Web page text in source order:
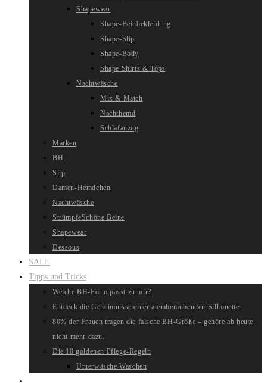
Shapewear
Shape-Beinbekleidung
Shape-Slip
Shape-Body
Shape Shirts & Tops
Nachtwäsche
Mix & Match
Nachthemd
Schlafanzug
Marken
BH
Slip
Damen-Hemdchen
Nachtwäsche
StrümpfeSchöne Beine
Shapewear
Dessous
SALE
Tipps und Tricks
Welche BH-Form passt zu mir?
Entdeck die Geheimnisse einer atemberaubenden Silhouette
80% der Frauen tragen die falsche BH-Größe – gehöre ab heute
nicht mehr dazu.
Die 10 goldenen Pflege-Regeln
Unterwäsche Waschen